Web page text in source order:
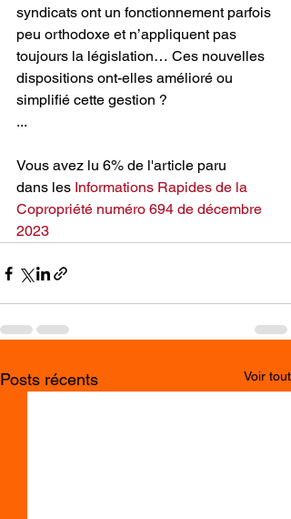
syndicats ont un fonctionnement parfois
peu orthodoxe et n’appliquent pas
toujours la législation… Ces nouvelles
dispositions ont-elles amélioré ou
simplifié cette gestion ?
...
Vous avez lu 6% de l'article paru
dans les Informations Rapides de la
Copropriété numéro 694 de décembre
2023
Posts récents Voir tout